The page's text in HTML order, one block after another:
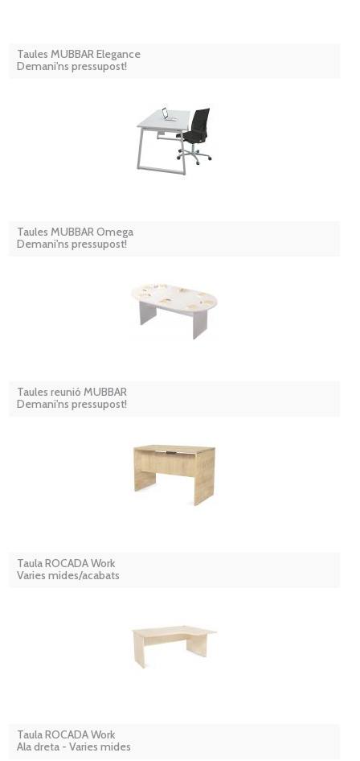
Taules MUBBAR Elegance
Demani'ns pressupost!
Taules MUBBAR Omega
Demani'ns pressupost!
Taules reunió MUBBAR
Demani'ns pressupost!
Taula ROCADA Work
Varies mides/acabats
Taula ROCADA Work
Ala dreta - Varies mides